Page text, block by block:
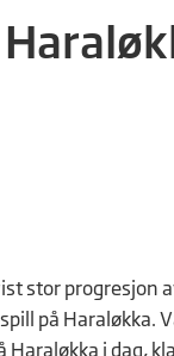
stor progresjon
på Haraløkka.
i dag,